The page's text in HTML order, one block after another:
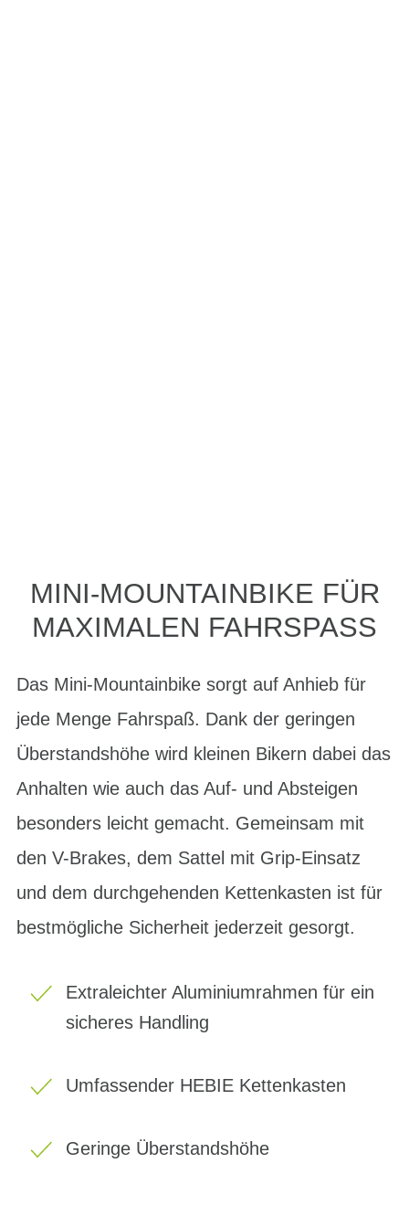
MINI-MOUNTAINBIKE FÜR
MAXIMALEN FAHRSPASS
Das Mini-Mountainbike sorgt auf Anhieb für
jede Menge Fahrspaß. Dank der geringen
Überstandshöhe wird kleinen Bikern dabei das
Anhalten wie auch das Auf- und Absteigen
besonders leicht gemacht. Gemeinsam mit
den V-Brakes, dem Sattel mit Grip-Einsatz
und dem durchgehenden Kettenkasten ist für
bestmögliche Sicherheit jederzeit gesorgt.
Extraleichter Aluminiumrahmen für ein
sicheres Handling
Umfassender HEBIE Kettenkasten
Geringe Überstandshöhe